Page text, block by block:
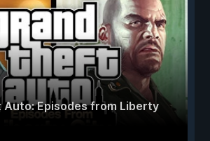
Episodes from Liberty